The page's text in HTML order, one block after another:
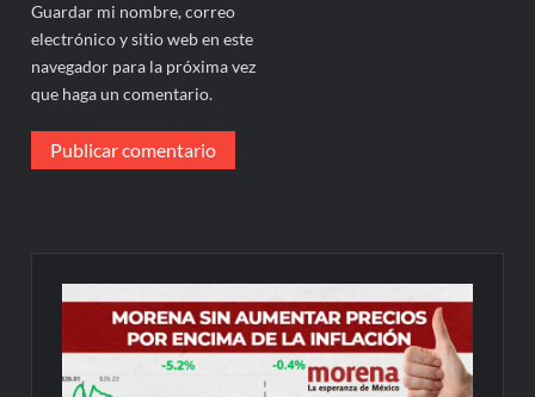
Guardar mi nombre, correo
electrónico y sitio web en este
navegador para la próxima vez
que haga un comentario.